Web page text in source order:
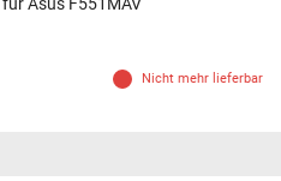
Asus F551MAV
Nicht mehr lieferbar